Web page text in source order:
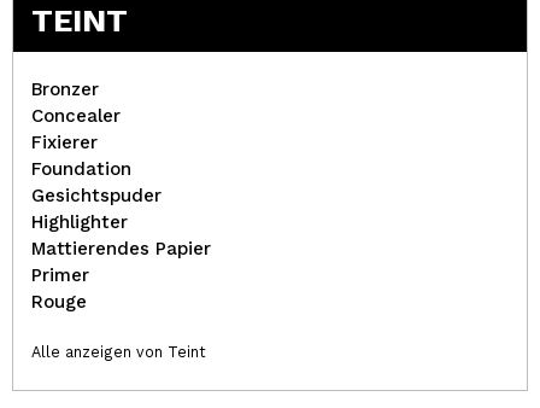
TEINT
Bronzer
Concealer
Fixierer
Foundation
Gesichtspuder
Highlighter
Mattierendes Papier
Primer
Rouge
Alle anzeigen von Teint